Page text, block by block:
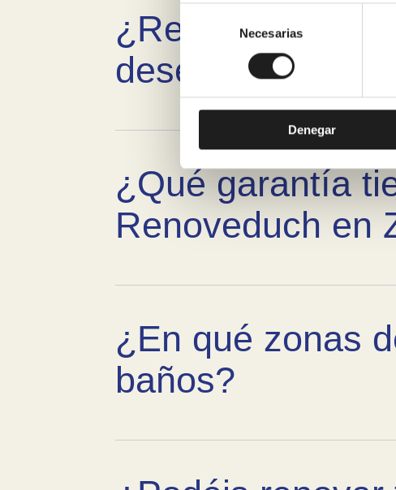
de
consentimiento
Necesarias
Denegar
¿Retiráis la
desescombro?
¿Qué garantía
Renoveduch en
¿En qué zonas
baños?